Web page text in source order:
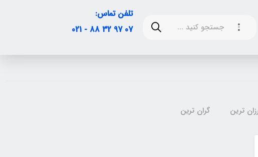
تلفن تماس:
07 97 32 88 - 021
ترین گران ترین